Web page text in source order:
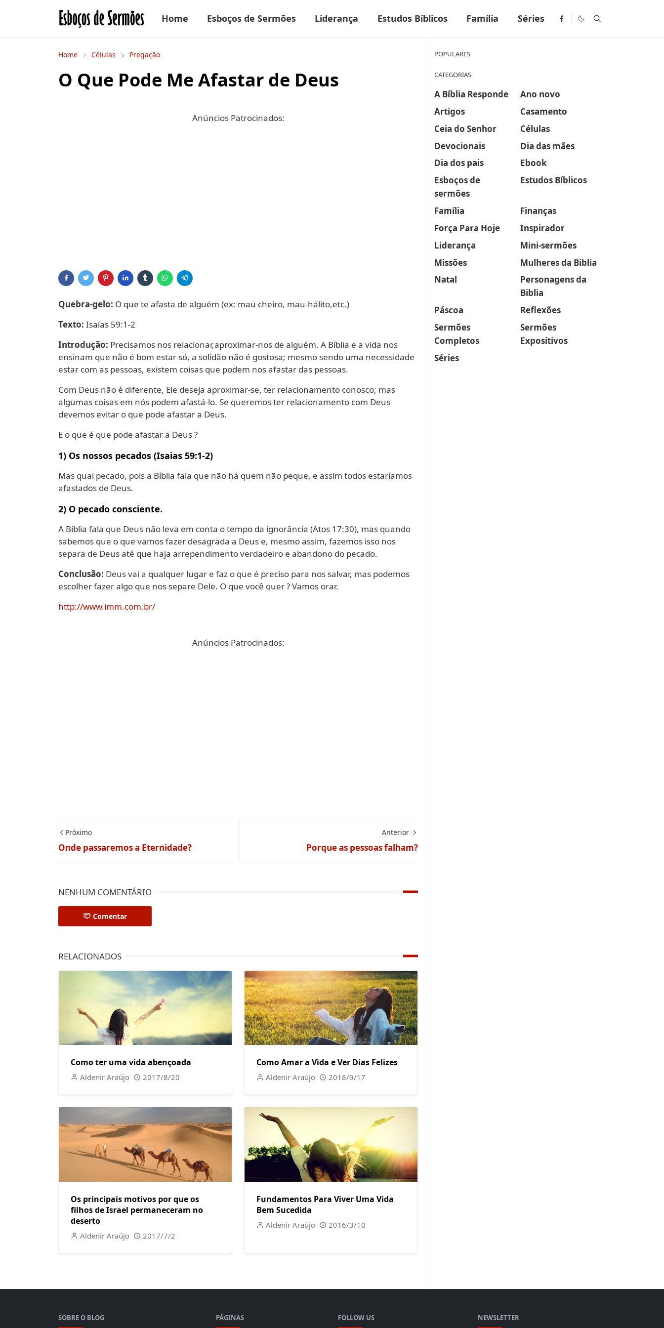
Home Esboços de Sermões Liderança Estudos Bíblicos Família Séries
Home Células Pregação
O Que Pode Me Afastar de Deus
Anúncios Patrocinados:
Quebra-gelo: O que te afasta de alguém (ex: mau cheiro, mau-hálito,etc.)
Texto: Isaías 59:1-2
Introdução: Precisamos nos relacionar,aproximar-nos de alguém. A Bíblia e a vida nos
ensinam que não é bom estar só, a solidão não é gostosa; mesmo sendo uma necessidade
estar com as pessoas, existem coisas que podem nos afastar das pessoas.
Com Deus não é diferente, Ele deseja aproximar-se, ter relacionamento conosco; mas
algumas coisas em nós podem afastá-lo. Se queremos ter relacionamento com Deus
devemos evitar o que pode afastar a Deus.
E o que é que pode afastar a Deus ?
1) Os nossos pecados (Isaias 59:1-2)
Mas qual pecado, pois a Bíblia fala que não há quem não peque, e assim todos estaríamos
afastados de Deus.
2) O pecado consciente.
A Bíblia fala que Deus não leva em conta o tempo da ignorância (Atos 17:30), mas quando
sabemos que o que vamos fazer desagrada a Deus e, mesmo assim, fazemos isso nos
separa de Deus até que haja arrependimento verdadeiro e abandono do pecado.
Conclusão: Deus vai a qualquer lugar e faz o que é preciso para nos salvar, mas podemos
escolher fazer algo que nos separe Dele. O que você quer ? Vamos orar.
http://www.imm.com.br/
Anúncios Patrocinados:
Próximo
Onde passaremos a Eternidade?
Anterior
Porque as pessoas falham?
NENHUM COMENTÁRIO
Comentar
RELACIONADOS
Como ter uma vida abençoada
Aldenir Araújo 2017/8/20
Como Amar a Vida e Ver Dias Felizes
Aldenir Araújo 2018/9/17
Os principais motivos por que os
filhos de Israel permaneceram no
deserto
Aldenir Araújo 2017/7/2
Fundamentos Para Viver Uma Vida
Bem Sucedida
Aldenir Araújo 2016/3/10
POPULARES
CATEGORIAS
A Bíblia Responde
Ano novo
Artigos
Casamento
Ceia do Senhor
Células
Devocionais
Dia das mães
Dia dos pais
Ebook
Esboços de
sermões
Estudos Bíblicos
Família
Finanças
Força Para Hoje
Inspirador
Liderança
Mini-sermões
Missões
Mulheres da Biblia
Natal
Personagens da
Biblia
Páscoa
Reflexões
Sermões
Completos
Sermões
Expositivos
Séries
SOBRE O BLOG PÁGINAS FOLLOW US NEWSLETTER